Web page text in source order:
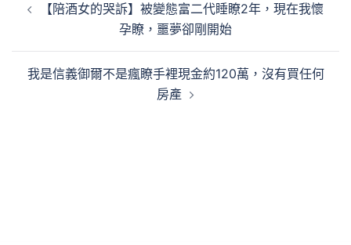
章
【陪酒女的哭訴】被變態富二代睡瞭2年，現在我懷
孕瞭，噩夢卻剛開始
我是信義御爾不是瘋瞭手裡現金約120萬，沒有買任何
房產